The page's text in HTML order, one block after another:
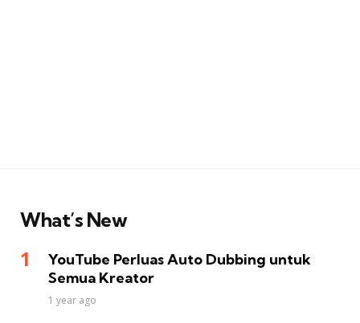
What’s New
YouTube Perluas Auto Dubbing untuk
Semua Kreator
1 year ago